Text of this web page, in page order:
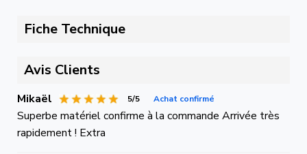
Fiche Technique
Avis Clients
Mikaël 5/5 Achat confirmé
Superbe matériel confirme à la commande Arrivée très
rapidement ! Extra